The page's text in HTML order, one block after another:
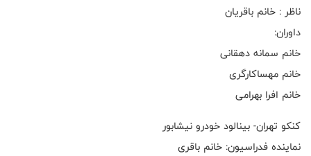
ناظر : خانم باقریان
داوران:
خانم سمانه دهقانی
خانم مهساکارگری
خانم افرا بهرامی
کنکو تهران- بینالود خودرو نیشابور
نماینده فدراسیون: خانم باقری